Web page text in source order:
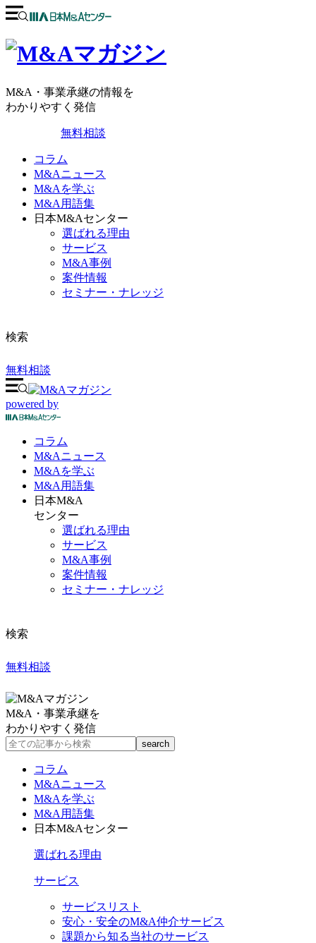
M&A・事業承継の情報を
わかりやすく発信
無料相談
コラム
M&Aニュース
M&Aを学ぶ
M&A用語集
日本M&Aセンター
選ばれる理由
サービス
M&A事例
案件情報
セミナー・ナレッジ
検索
無料相談
powered by
コラム
M&Aニュース
M&Aを学ぶ
M&A 用語集
日本M&A
センター
選ばれる理由
サービス
M&A事例
案件情報
セミナー・ナレッジ
検索
無料相談
M&A・事業承継を
わかりやすく発信
コラム
M&Aニュース
M&Aを学ぶ
M&A用語集
日本M&Aセンター
選ばれる理由
サービス
サービスリスト
安心・安全のM&A仲介サービス
課題から知る当社のサービス